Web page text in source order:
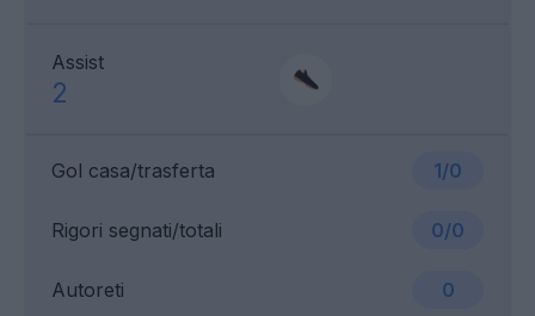
Assist
2
Gol casa/trasferta 1/0
Rigori segnati/totali 0/0
Autoreti 0